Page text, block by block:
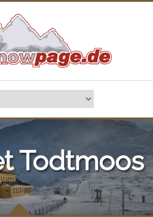
Todtmoos